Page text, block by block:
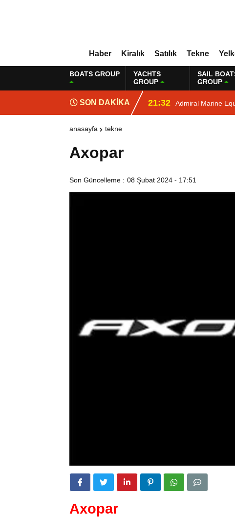
Haber Kiralık Satılık Tekne
BOATS GROUP
YACHTS
GROUP
SAIL
GROUP
SON DAKİKA 21:32 Admiral Marine
anasayfa tekne
Axopar
Son Güncelleme : 08 Şubat 2024 - 17:51
Axopar